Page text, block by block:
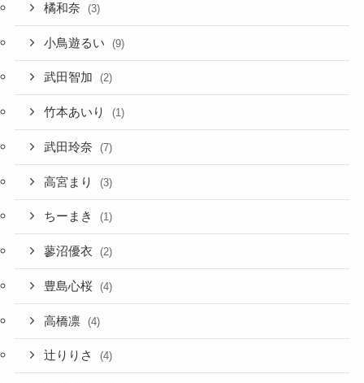
橘和奈 (3)
小鳥遊るい (9)
武田智加 (2)
竹本あいり (1)
武田玲奈 (7)
高宮まり (3)
ちーまき (1)
蓼沼優衣 (2)
豊島心桜 (4)
高橋凛 (4)
辻りりさ (4)